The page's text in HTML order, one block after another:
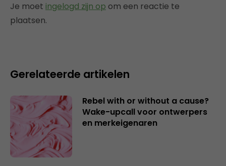
Je moet ingelogd zijn op om een reactie te
plaatsen.
Gerelateerde artikelen
Rebel with or without a cause?
Wake-upcall voor ontwerpers
en merkeigenaren